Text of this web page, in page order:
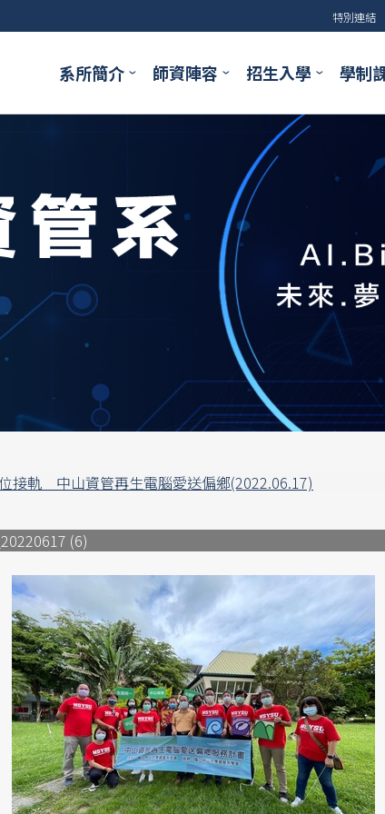
特別連結
系所簡介 師資陣容 招生入學 學制
接軌 中山資管再生電腦愛送偏鄉(2022.06.17)
(6)